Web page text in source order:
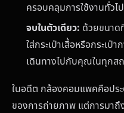
ครอบคลุมการใช้งานทั่วไป
จบในตัวเดียว: ด้วยขนาด
ใส่กระเป๋าเสื้อหรือกระเป๋
เดินทางไปกับคุณในทุกส
ในอดีต กล้องคอมแพคคือปร
ของการถ่ายภาพ แต่การมา